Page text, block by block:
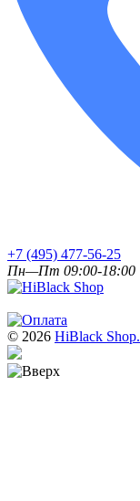
+7 (495) 477-56-25
Пн—Пт 09:00-18:00
© 2026 HiBlack Shop.